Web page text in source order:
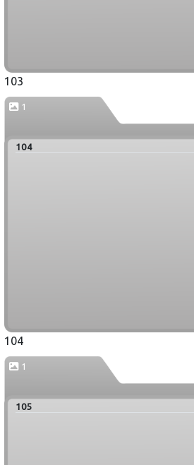
103
1
104
104
1
105